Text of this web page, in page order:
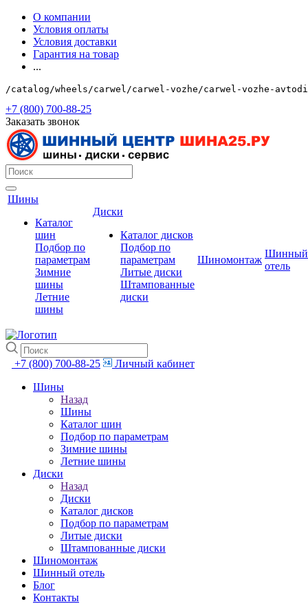
О компании
Условия оплаты
Условия доставки
Гарантия на товар
...
/catalog/wheels/carwel/carwel-vozhe/carwel-vozhe-
+7 (800) 700-88-25
Заказать звонок
Шины
Каталог
шин
Подбор по
параметрам
Зимние
шины
Летние
шины
Диски
Каталог дисков
Подбор по
параметрам
Литые диски
Штампованные
диски
Шиномонтаж
Шинный
отель
+7 (800) 700-88-25
Личный кабинет
Шины
Назад
Шины
Каталог шин
Подбор по параметрам
Зимние шины
Летние шины
Диски
Назад
Диски
Каталог дисков
Подбор по параметрам
Литые диски
Штампованные диски
Шиномонтаж
Шинный отель
Блог
Контакты